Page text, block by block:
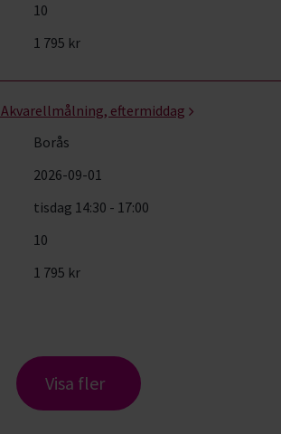
10
1 795 kr
Akvarellmålning, eftermiddag
Borås
2026-09-01
tisdag 14:30 - 17:00
10
1 795 kr
Visa fler